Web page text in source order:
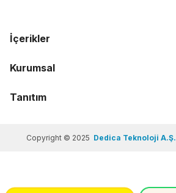
İçerikler
Kurumsal
Tanıtım
Copyright © 2025 Dedica Teknoloji A.Ş.